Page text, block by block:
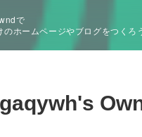
で
のホームページやブログをつくろ